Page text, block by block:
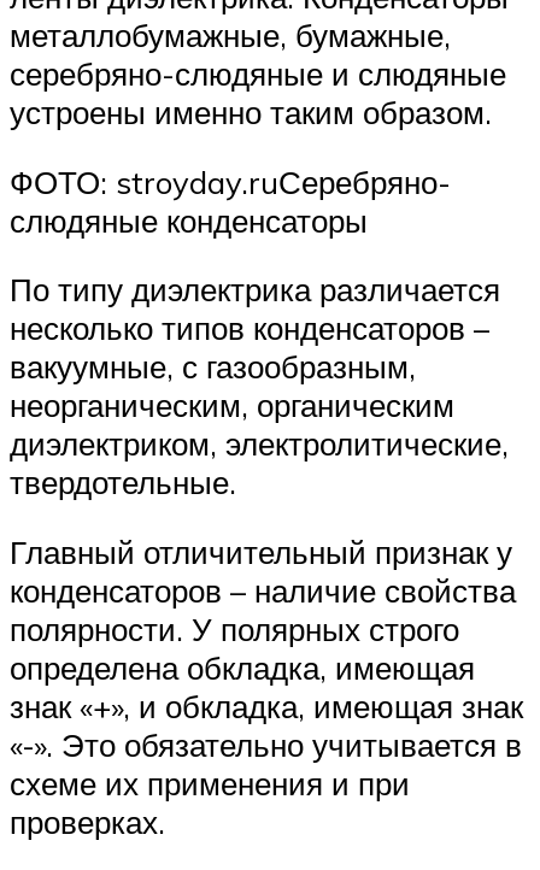
металлобумажные, бумажные,
серебряно-слюдяные и слюдяные
устроены именно таким образом.
ФОТО: stroyday.ruСеребряно-
слюдяные конденсаторы
По типу диэлектрика различается
несколько типов конденсаторов –
вакуумные, с газообразным,
неорганическим, органическим
диэлектриком, электролитические,
твердотельные.
Главный отличительный признак у
конденсаторов – наличие свойства
полярности. У полярных строго
определена обкладка, имеющая
знак «+», и обкладка, имеющая знак
«-». Это обязательно учитывается в
схеме их применения и при
проверках.